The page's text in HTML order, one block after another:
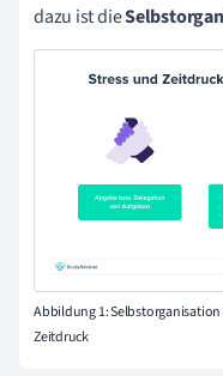
dazu ist die
Abbildung 1: Selbstorganisation
Zeitdruck